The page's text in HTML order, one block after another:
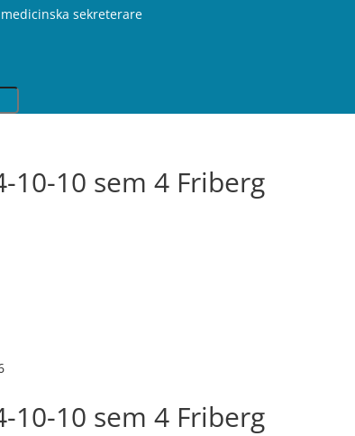
sekreterare
10-10 sem 4 Friberg
10-10 sem 4 Friberg